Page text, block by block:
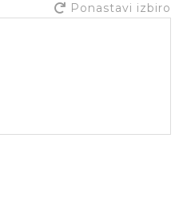
Ponastavi izbiro